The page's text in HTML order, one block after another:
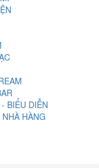
BIỂU DIỄN
HÀNG